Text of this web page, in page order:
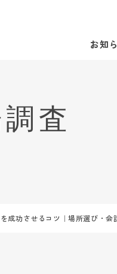
お知
成功させるコツ｜場所選び・会